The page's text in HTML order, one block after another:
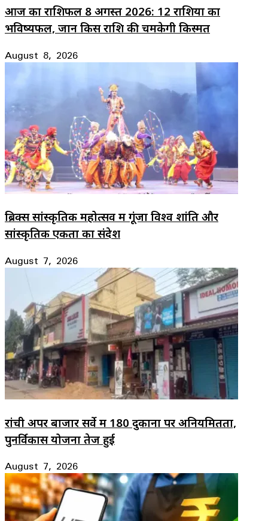
आज का राशिफल 8 अगस्त 2026: 12 राशियों का
भविष्यफल, जानें किस राशि की चमकेगी किस्मत
August 8, 2026
ब्रिक्स सांस्कृतिक महोत्सव में गूंजा विश्व शांति और
सांस्कृतिक एकता का संदेश
August 7, 2026
रांची अपर बाजार सर्वे में 180 दुकानों पर अनियमितता,
पुनर्विकास योजना तेज हुई
August 7, 2026